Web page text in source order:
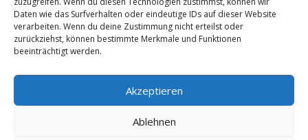
Daten wie das Surfverhalten oder eindeutige IDs auf dieser Website
verarbeiten. Wenn du deine Zustimmung nicht erteilst oder
zurückziehst, können bestimmte Merkmale und Funktionen
beeinträchtigt werden.
Akzeptieren
Ablehnen
1.6.1Überschaubare Absicherungen und
Zertifizierung:
No tags for this post.